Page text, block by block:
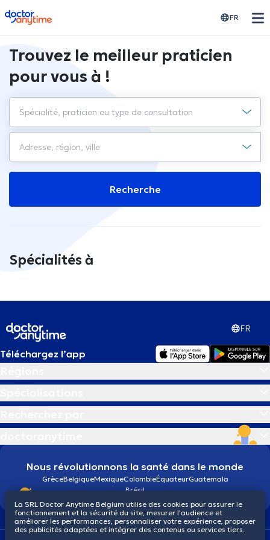
doctoranytime FR
Trouvez le meilleur praticien
pour vous à !
Recherche
Spécialités à
FR
Téléchargez l’app
Nous révolutionnons la santé dans le monde
GrèceBelgiqueMexiqueColombieÉquateurGuatemala
Brésil
La SRL Doctor Anytime Belgium utilise des cookies pour assurer le
fonctionnement et la sécurité du site, mesurer l’audience et
améliorer les performances, personnaliser votre expérience, proposer
des publicités adaptées et intégrer des contenus ou services tiers.